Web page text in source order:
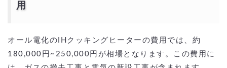
用
オール電化のIHクッキングヒーターの費用では、約
180,000円~250,000円が相場となります。この費用に